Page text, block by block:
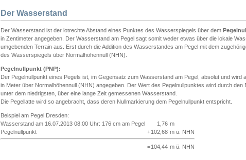
Der Wasserstand
Der Wasserstand ist der lotrechte Abstand eines Punktes des Wasserspiegels über dem
in Zentimeter angegeben. Der Wasserstand am Pegel sagt somit weder etwas über die lokale
umgebenden Terrain aus. Erst durch die Addition des Wasserstandes am Pegel mit dem
des Wasserspiegels über Normalhöhennull (NHN).
Pegelnullpunkt (PNP):
Der Pegelnullpunkt eines Pegels ist, im Gegensatz zum Wasserstand am Pegel, absolut und
in Meter über Normalhöhennull (NHN) angegeben. Der Wert des Pegelnullpunktes wird durch
unter dem niedrigsten, über eine lange Zeit gemessenen Wasserstand.
Die Pegellatte wird so angebracht, dass deren Nullmarkierung dem Pegelnullpunkt entspricht.
Beispiel am Pegel Dresden:
Wasserstand am 16.07.2013 08:00 Uhr: 176 cm am Pegel
1,76 m
Pegelnullpunkt
+102,68 m ü. NHN
=104,44 m ü. NHN